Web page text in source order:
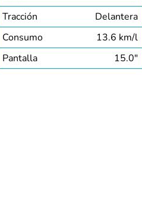
Tracción
Delantera
Consumo
13.6 km/l
Pantalla
15.0″